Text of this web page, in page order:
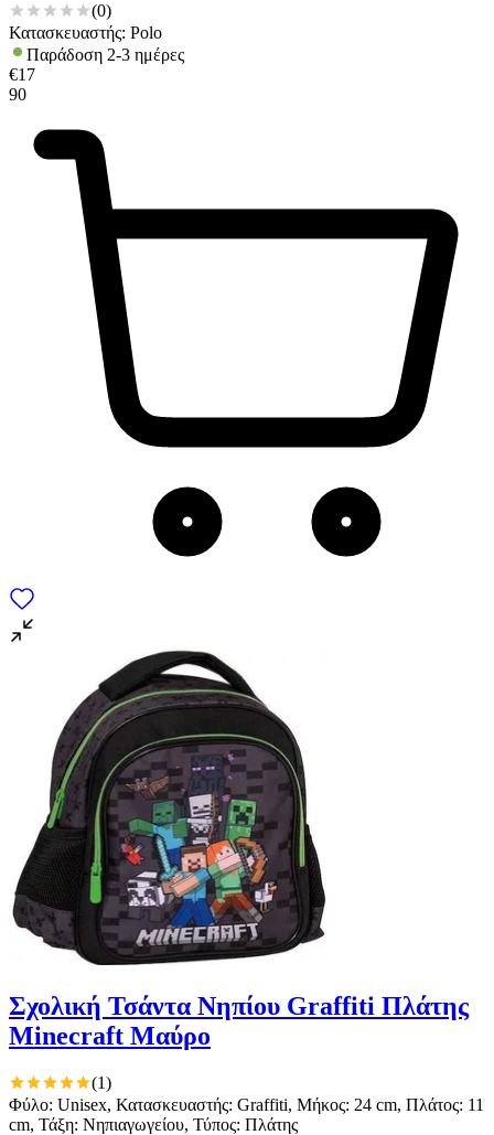
(0)
Κατασκευαστής: Polo
Παράδοση 2-3 ημέρες
€17
90
Σχολική Τσάντα Νηπίου Graffiti Πλάτης
Minecraft Μαύρο
(1)
Φύλο: Unisex, Κατασκευαστής: Graffiti, Μήκος: 24 cm, Πλάτος: 11
cm, Τάξη: Νηπιαγωγείου, Τύπος: Πλάτης